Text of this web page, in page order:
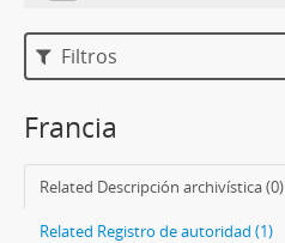
Filtros
Francia
Related Descripción archivística (0)
Related Registro de autoridad (1)